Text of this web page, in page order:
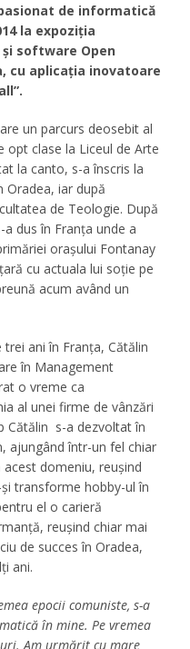
de informatică
la expoziţia
software Open
cu aplicaţia inovatoare
un parcurs deosebit al
opt clase la Liceul de Arte
la canto, s-a înscris la
Oradea, iar după
de Teologie. După
dus în Franţa unde a
oraşului Fontanay
cu actuala lui soție pe
acum având un
ani în Franța, Cătălin
în Management
o vreme ca
al unei firme de vânzări
Cătălin s-a dezvoltat în
ajungând într-un fel chiar
domeniu, reușind
transforme hobby-ul în
el o carieră
reușind chiar mai
de succes în Oradea,
ani.
epocii comuniste, s-a
în mine. Pe vremea
Am urmărit cu mare